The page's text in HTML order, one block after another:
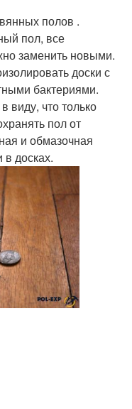
полов .
пол, все
заменить новыми.
доски с
бактериями.
виду, что только
пол от
и обмазочная
досках.